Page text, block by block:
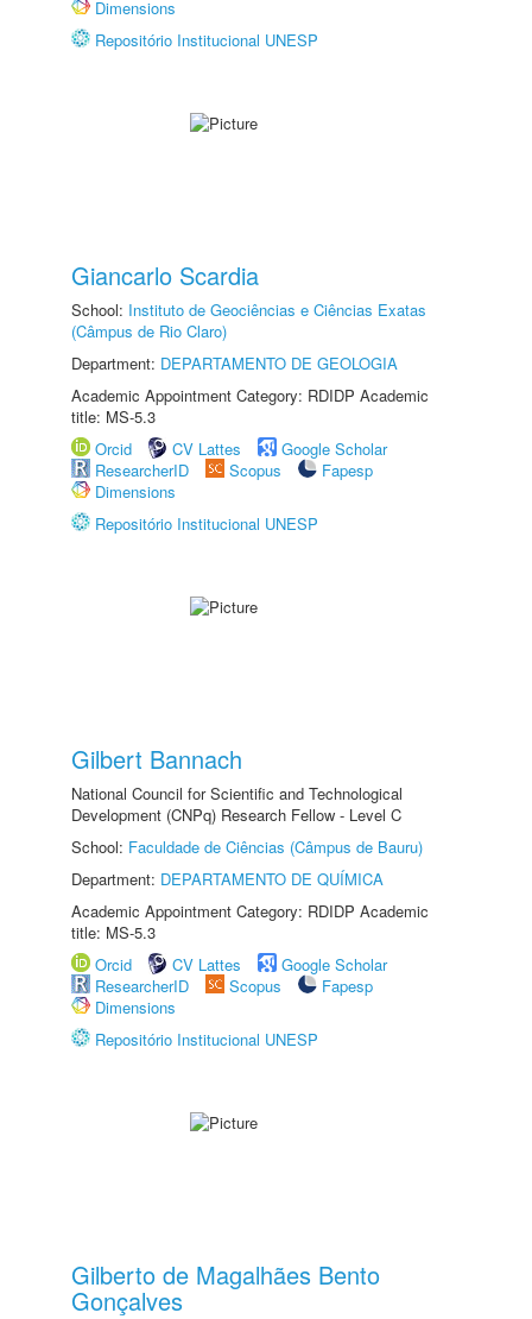
Dimensions
Repositório Institucional UNESP
Giancarlo Scardia
School: Instituto de Geociências e Ciências Exatas
(Câmpus de Rio Claro)
Department: DEPARTAMENTO DE GEOLOGIA
Academic Appointment Category: RDIDP Academic
title: MS-5.3
Orcid
CV Lattes
Google Scholar
ResearcherID
Scopus
Fapesp
Dimensions
Repositório Institucional UNESP
Gilbert Bannach
National Council for Scientific and Technological
Development (CNPq) Research Fellow - Level C
School: Faculdade de Ciências (Câmpus de Bauru)
Department: DEPARTAMENTO DE QUÍMICA
Academic Appointment Category: RDIDP Academic
title: MS-5.3
Orcid
CV Lattes
Google Scholar
ResearcherID
Scopus
Fapesp
Dimensions
Repositório Institucional UNESP
Gilberto de Magalhães Bento
Gonçalves